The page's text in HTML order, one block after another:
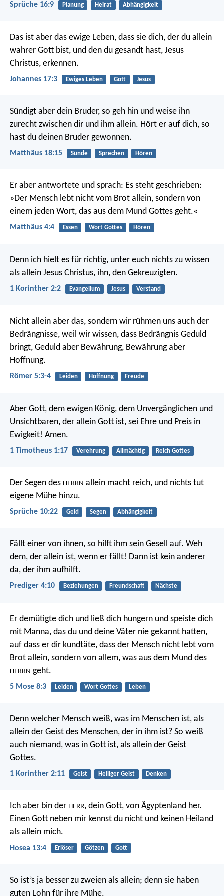
Sprüche 16:9 Planung Heirat Abhängigkeit
Das ist aber das ewige Leben, dass sie dich, der du allein
wahrer Gott bist, und den du gesandt hast, Jesus
Christus, erkennen.
Johannes 17:3 Ewiges Leben Gott Jesus
Sündigt aber dein Bruder, so geh hin und weise ihn
zurecht zwischen dir und ihm allein. Hört er auf dich, so
hast du deinen Bruder gewonnen.
Matthäus 18:15 Sünde Sprechen Hören
Er aber antwortete und sprach: Es steht geschrieben:
»Der Mensch lebt nicht vom Brot allein, sondern von
einem jeden Wort, das aus dem Mund Gottes geht.«
Matthäus 4:4 Essen Wort Gottes Hören
Denn ich hielt es für richtig, unter euch nichts zu wissen
als allein Jesus Christus, ihn, den Gekreuzigten.
1 Korinther 2:2 Evangelium Jesus Verstand
Nicht allein aber das, sondern wir rühmen uns auch der
Bedrängnisse, weil wir wissen, dass Bedrängnis Geduld
bringt, Geduld aber Bewährung, Bewährung aber
Hoffnung.
Römer 5:3-4 Leiden Hoffnung Freude
Aber Gott, dem ewigen König, dem Unvergänglichen und
Unsichtbaren, der allein Gott ist, sei Ehre und Preis in
Ewigkeit! Amen.
1 Timotheus 1:17 Verehrung Allmächtig Reich Gottes
Der Segen des HERRN allein macht reich, und nichts tut
eigene Mühe hinzu.
Sprüche 10:22 Geld Segen Abhängigkeit
Fällt einer von ihnen, so hilft ihm sein Gesell auf. Weh
dem, der allein ist, wenn er fällt! Dann ist kein anderer
da, der ihm aufhilft.
Prediger 4:10 Beziehungen Freundschaft Nächste
Er demütigte dich und ließ dich hungern und speiste dich
mit Manna, das du und deine Väter nie gekannt hatten,
auf dass er dir kundtäte, dass der Mensch nicht lebt vom
Brot allein, sondern von allem, was aus dem Mund des
HERRN geht.
5 Mose 8:3 Leiden Wort Gottes Leben
Denn welcher Mensch weiß, was im Menschen ist, als
allein der Geist des Menschen, der in ihm ist? So weiß
auch niemand, was in Gott ist, als allein der Geist
Gottes.
1 Korinther 2:11 Geist Heiliger Geist Denken
Ich aber bin der HERR, dein Gott, von Ägyptenland her.
Einen Gott neben mir kennst du nicht und keinen Heiland
als allein mich.
Hosea 13:4 Erlöser Götzen Gott
So ist’s ja besser zu zweien als allein; denn sie haben
guten Lohn für ihre Mühe.